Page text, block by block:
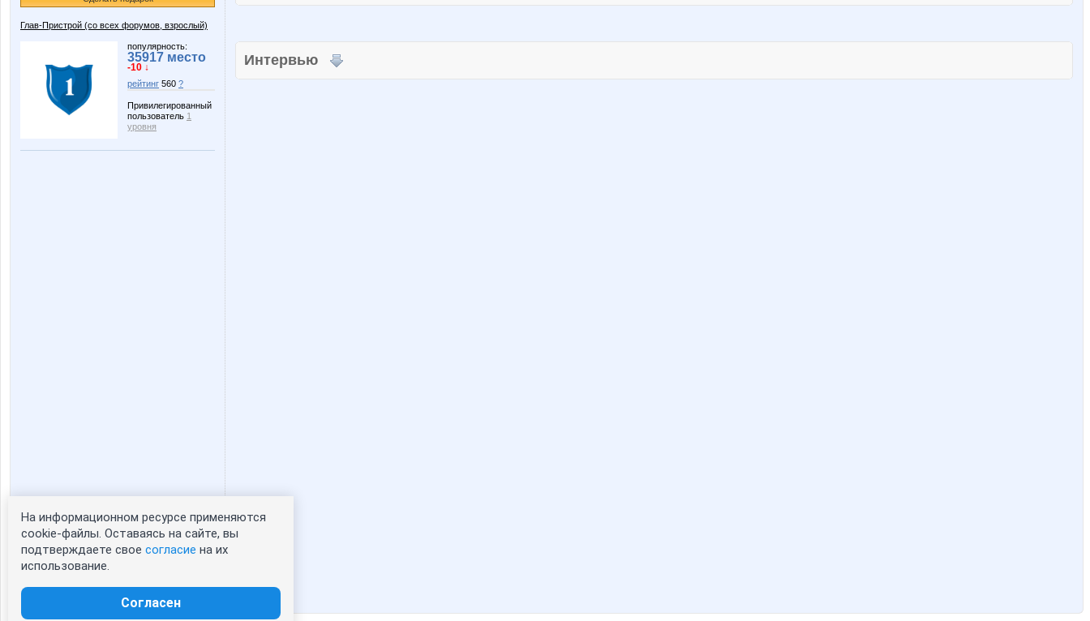
Глав-Пристрой (со всех форумов, взрослый)
популярность:
35917 место
-10 ↓
рейтинг 560 ?
Привилегированный
пользователь 1
уровня
Статистика портрета:
сейчас просматривают портрет - 0
зарегистрированные пользователи
Интервью
На информационном ресурсе применяются
cookie-файлы. Оставаясь на сайте, вы
подтверждаете свое согласие на их
использование.
Согласен